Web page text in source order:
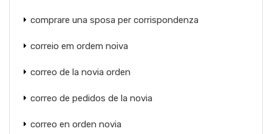
comprare una sposa per corrispondenza
correio em ordem noiva
correo de la novia orden
correo de pedidos de la novia
correo en orden novia